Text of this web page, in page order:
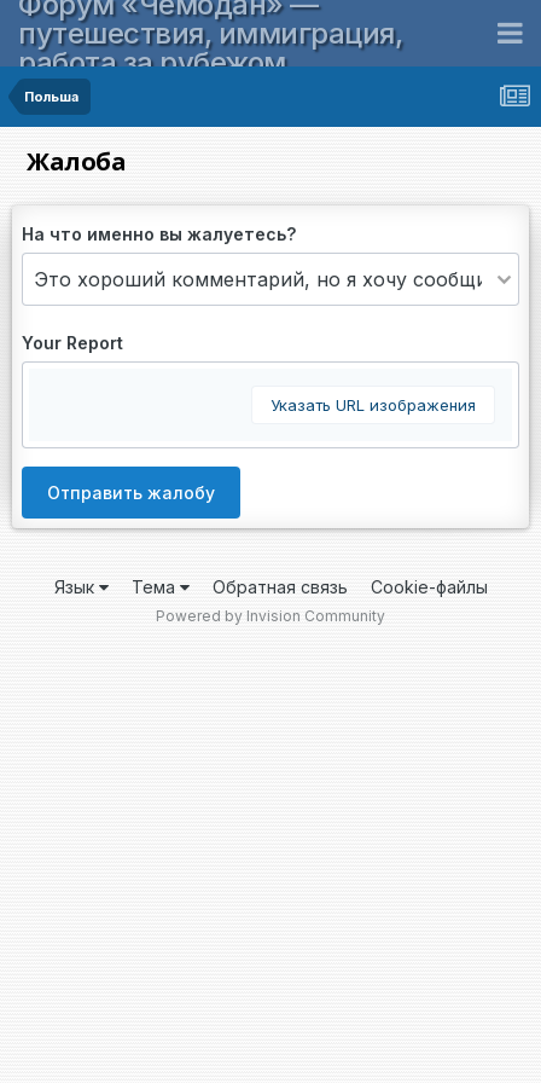
путешествия, иммиграция,
работа за рубежом
Польша
Жалоба
На что именно вы жалуетесь?
Your Report
Указать URL изображения
Отправить жалобу
Язык Тема Обратная связь Cookie-файлы
Powered by Invision Community